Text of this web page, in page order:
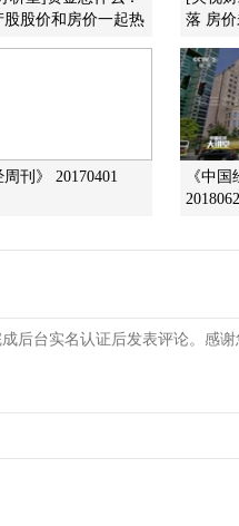
股股价和房价一起热
落 房价
周刊》 20170401
《中国